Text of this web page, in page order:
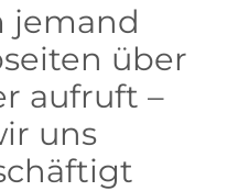
jemand
über
aufruft –
uns